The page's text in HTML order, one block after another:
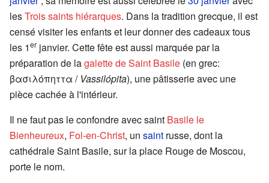
lesTrois saints hiérarques. Dans la tradition grecque, il est
censé visiter les enfants et leur donner des cadeaux tous
les 1er janvier. Cette fête est aussi marquée par la
préparation de lagalette de Saint Basile (en grec:
βασιλόπηττα / Vassilópita), une pâtisserie avec une
pièce cachée à l'intérieur.
Il ne faut pas le confondre avec saint Basile le
Bienheureux, Fol-en-Christ, un saint russe, dont la
cathédrale Saint Basile, sur la place Rouge de Moscou,
porte le nom.